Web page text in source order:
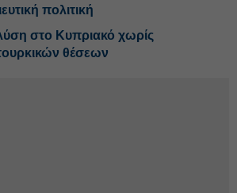
πολιτική
στο Κυπριακό χωρίς
θέσεων